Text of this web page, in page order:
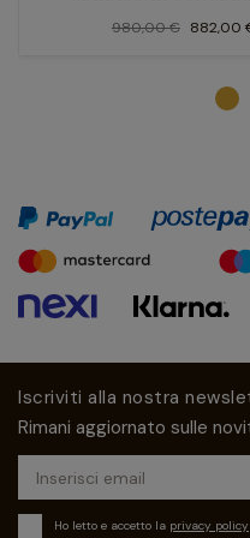
980,00 € 882,00
Iscriviti alla nostra
Rimani aggiornato sulle
Ho letto e accetto la privacy policy